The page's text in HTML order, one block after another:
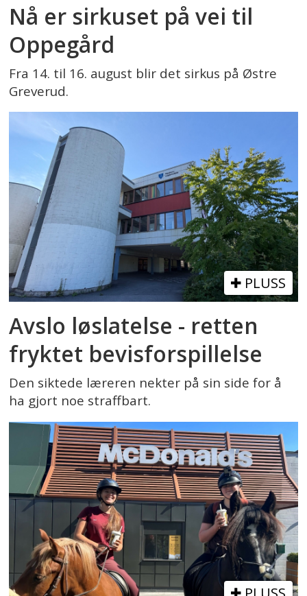
Nå er sirkuset på vei til
Oppegård
Fra 14. til 16. august blir det sirkus på Østre
Greverud.
PLUSS
Avslo løslatelse - retten
fryktet bevisforspillelse
Den siktede læreren nekter på sin side for å
ha gjort noe straffbart.